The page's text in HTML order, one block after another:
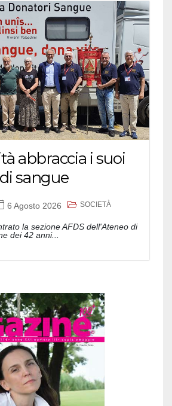
abbraccia i suoi
sangue
6 Agosto 2026 SOCIETÀ
la sezione AFDS dell'Ateneo di
dei 42 anni...